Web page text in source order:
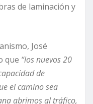
de laminación y
José
que “los nuevos 20
de
el camino sea
abrimos al tráfico,